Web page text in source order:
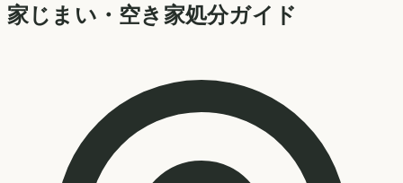
家じまい・空き家処分ガイド